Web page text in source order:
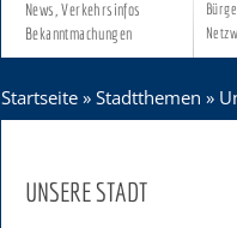
News, Verkehrsinfos
Bekanntmachungen
Startseite » Stadtthemen »
UNSERE STADT